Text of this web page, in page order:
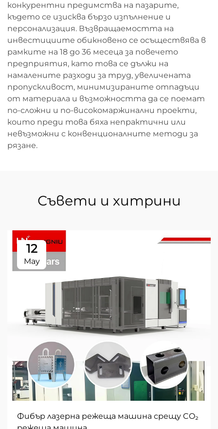
конкурентни предимства на пазарите,
където се изисква бързо изпълнение и
персонализация. Възвращаемостта на
инвестициите обикновено се осъществява в
рамките на 18 до 36 месеца за повечето
предприятия, като това се дължи на
намалените разходи за труд, увеличената
пропускливост, минимизираните отпадъци
от материала и възможността да се поемат
по-сложни и по-високомаржинални проекти,
които преди това бяха непрактични или
невъзможни с конвенционалните методи за
рязане.
Съвети и хитрини
12
May
Фибър лазерна режеща машина срещу CO₂